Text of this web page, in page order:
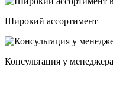
Широкий ассортимент
Консультация у менеджера